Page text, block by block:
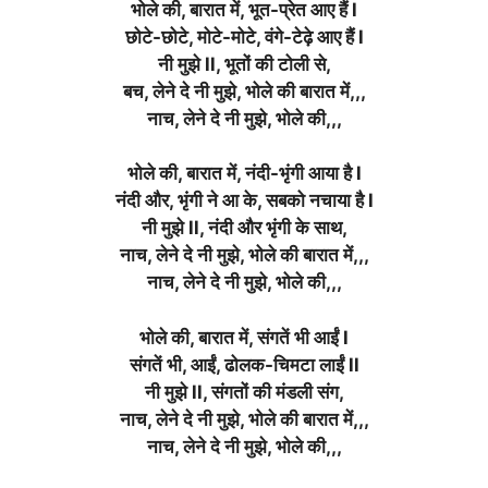
भोले की, बारात में, भूत-प्रेत आए हैं l
छोटे-छोटे, मोटे-मोटे, वंगे-टेढ़े आए हैं l
नी मुझे ll, भूतों की टोली से,
बच, लेने दे नी मुझे, भोले की बारात में,,,
नाच, लेने दे नी मुझे, भोले की,,,
भोले की, बारात में, नंदी-भृंगी आया है l
नंदी और, भृंगी ने आ के, सबको नचाया है l
नी मुझे ll, नंदी और भृंगी के साथ,
नाच, लेने दे नी मुझे, भोले की बारात में,,,
नाच, लेने दे नी मुझे, भोले की,,,
भोले की, बारात में, संगतें भी आईं l
संगतें भी, आईं, ढोलक-चिमटा लाईं ll
नी मुझे ll, संगतों की मंडली संग,
नाच, लेने दे नी मुझे, भोले की बारात में,,,
नाच, लेने दे नी मुझे, भोले की,,,